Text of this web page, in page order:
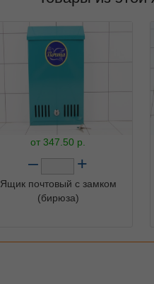
от347.50 р.
– +
Ящик почтовый с замком
(бирюза)